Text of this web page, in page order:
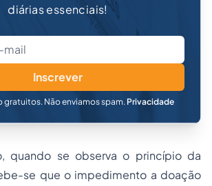
diárias essenciais!
Inscrever
gratuitos. Não enviamos spam. Privacidade
quando se observa o princípio da
se que o impedimento a doação